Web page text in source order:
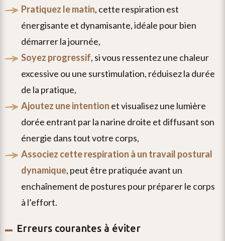
pratiquez le matin, cette respiration est
énergisante et dynamisante, idéale pour bien
démarrer la journée,
soyez progressif, si vous ressentez une chaleur
excessive ou une surstimulation, réduisez la durée
de la pratique,
ajoutez une intention et visualisez une lumière
dorée entrant par la narine droite et diffusant son
énergie dans tout votre corps,
associez cette respiration à un travail postural
dynamique, peut être pratiquée avant un
enchaînement de postures pour préparer le corps
à l’effort.
Erreurs courantes à éviter